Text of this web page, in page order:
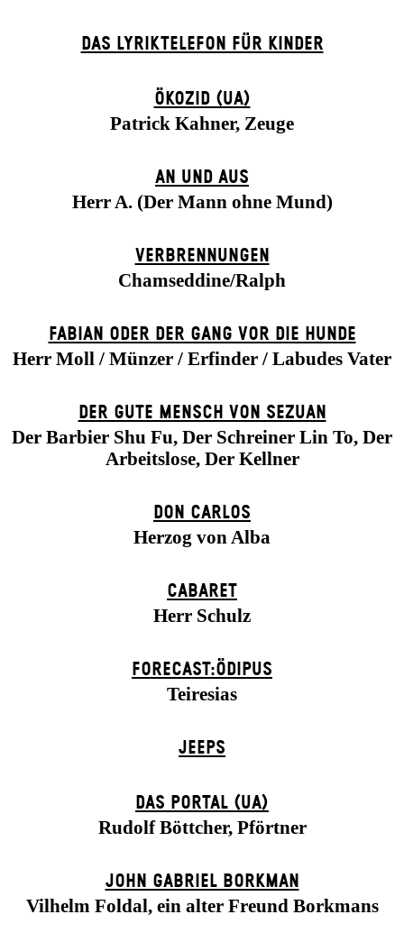
DAS LYRIKTELEFON FÜR KINDER
ÖKOZID (UA)
Patrick Kahner, Zeuge
AN UND AUS
Herr A. (Der Mann ohne Mund)
VERBRENNUNGEN
Chamseddine/Ralph
FABIAN ODER DER GANG VOR DIE HUNDE
Herr Moll / Münzer / Erfinder / Labudes Vater
DER GUTE MENSCH VON SEZUAN
Der Barbier Shu Fu, Der Schreiner Lin To, Der
Arbeitslose, Der Kellner
DON CARLOS
Herzog von Alba
CABARET
Herr Schulz
FORECAST:ÖDIPUS
Teiresias
JEEPS
DAS POR­TAL (UA)
Rudolf Böttcher, Pförtner
JOHN GABRIEL BORKMAN
Vilhelm Foldal, ein alter Freund Borkmans